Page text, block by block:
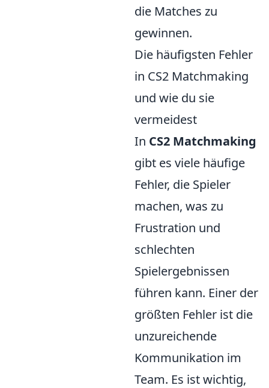
die Matches zu
gewinnen.
Die häufigsten Fehler
in CS2 Matchmaking
und wie du sie
vermeidest
In CS2 Matchmaking
gibt es viele häufige
Fehler, die Spieler
machen, was zu
Frustration und
schlechten
Spielergebnissen
führen kann. Einer der
größten Fehler ist die
unzureichende
Kommunikation im
Team. Es ist wichtig,